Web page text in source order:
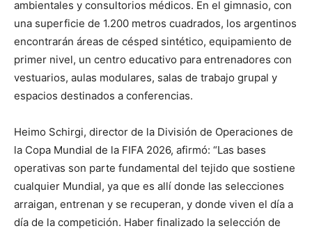
ambientales y consultorios médicos. En el gimnasio, con
una superficie de 1.200 metros cuadrados, los argentinos
encontrarán áreas de césped sintético, equipamiento de
primer nivel, un centro educativo para entrenadores con
vestuarios, aulas modulares, salas de trabajo grupal y
espacios destinados a conferencias.
Heimo Schirgi, director de la División de Operaciones de
la Copa Mundial de la FIFA 2026, afirmó: “Las bases
operativas son parte fundamental del tejido que sostiene
cualquier Mundial, ya que es allí donde las selecciones
arraigan, entrenan y se recuperan, y donde viven el día a
día de la competición. Haber finalizado la selección de